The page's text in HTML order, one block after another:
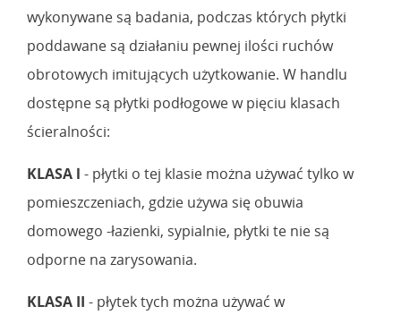
wykonywane są badania, podczas których płytki
poddawane są działaniu pewnej ilości ruchów
obrotowych imitujących użytkowanie. W handlu
dostępne są płytki podłogowe w pięciu klasach
ścieralności:
KLASA l - płytki o tej klasie można używać tylko w
pomieszczeniach, gdzie używa się obuwia
domowego -łazienki, sypialnie, płytki te nie są
odporne na zarysowania.
KLASA II - płytek tych można używać w